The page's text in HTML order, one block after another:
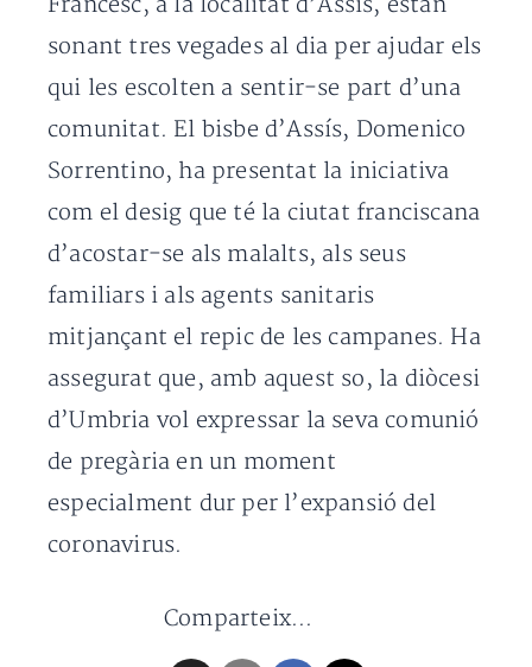
sonant tres vegades al dia per ajudar els
qui les escolten a sentir-se part d’una
comunitat. El bisbe d’Assís, Domenico
Sorrentino, ha presentat la iniciativa
com el desig que té la ciutat franciscana
d’acostar-se als malalts, als seus
familiars i als agents sanitaris
mitjançant el repic de les campanes. Ha
assegurat que, amb aquest so, la diòcesi
d’Umbria vol expressar la seva comunió
de pregària en un moment
especialment dur per l’expansió del
coronavirus.
Comparteix...